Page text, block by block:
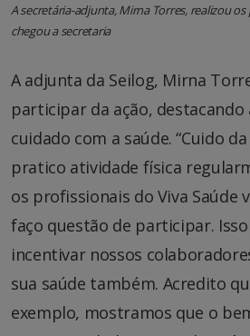
A secretária-adjunta, Mirna Torres, realizou
chegou a secretaria
A adjunta da Seilog, Mirna
participar da ação,
cuidado com a saúde. “Cuido
pratico atividade física
os profissionais do Viva Saúde
faço questão de participar.
incentivar nossos
sua saúde também. Acredito
exemplo, mostramos que o